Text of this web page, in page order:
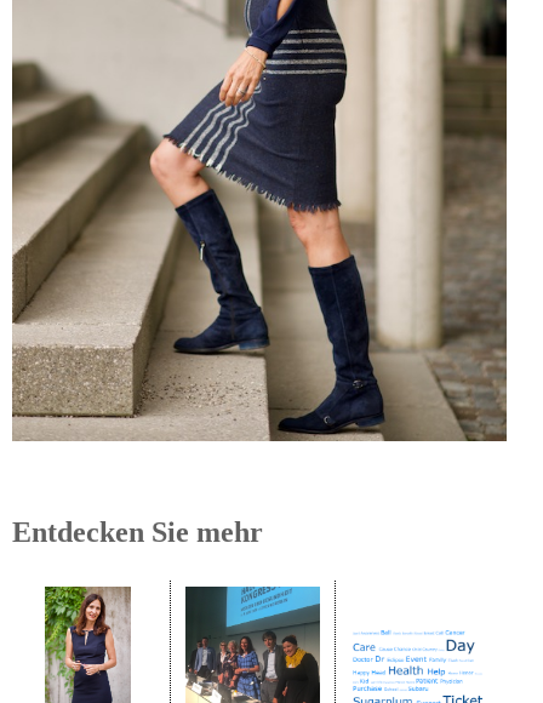
Entdecken Sie mehr